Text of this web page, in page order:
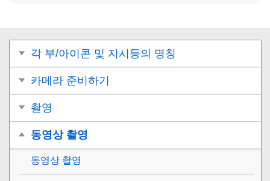
각 부/아이콘 및 지시등의 명칭
카메라 준비하기
촬영
동영상 촬영
동영상 촬영